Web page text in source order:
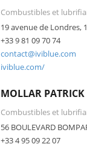
Combustibles et
19 avenue de Londres,
+33 9 81 09 70 74
contact@iviblue.com
iviblue.com/
MOLLAR PATRICK
Combustibles et
56 BOULEVARD
+33 4 95 09 22 07